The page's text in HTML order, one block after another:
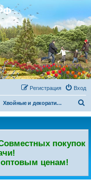
Вход
Регистрация
Хвойные и декоративнолиственные на осень 2023
покупок
ценам!